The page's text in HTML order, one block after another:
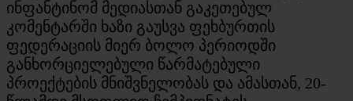
ინფანტინომ მედიასთან გაკეთებულ
კომენტარში ხაზი გაუსვა ფეხბურთის
ფედერაციის მიერ ბოლო პერიოდში
განხორციელებული წარმატებული
პროექტების მნიშვნელობას და ამასთან, 20-